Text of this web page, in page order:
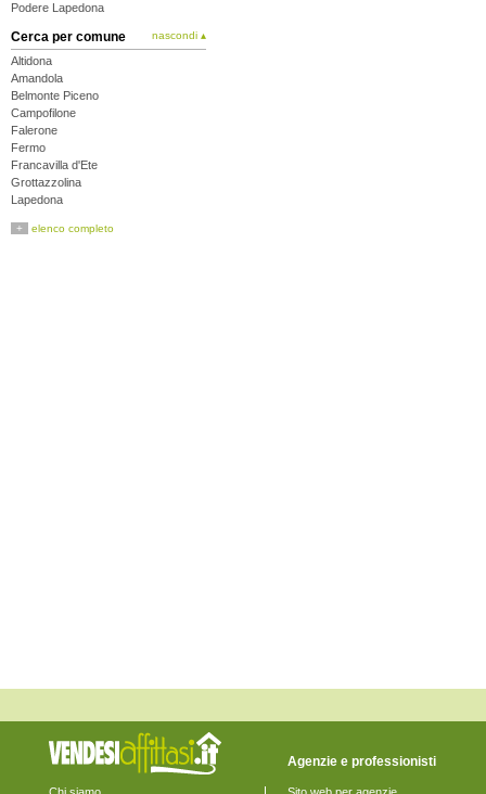
Podere Lapedona
Cerca per comune nascondi ▴
Altidona
Amandola
Belmonte Piceno
Campofilone
Falerone
Fermo
Francavilla d'Ete
Grottazzolina
Lapedona
Massa Fermana
Smerillo
+ elenco completo
Agenzie e professionisti